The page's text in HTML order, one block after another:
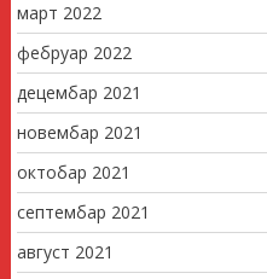
март 2022
фебруар 2022
децембар 2021
новембар 2021
октобар 2021
септембар 2021
август 2021